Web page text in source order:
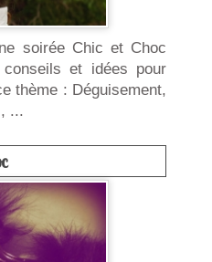
soirée Chic et Choc
et idées pour
thème : Déguisement,
...